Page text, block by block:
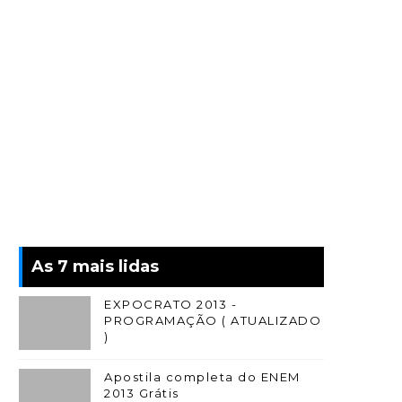
As 7 mais lidas
EXPOCRATO 2013 -
PROGRAMAÇÃO ( ATUALIZADO
)
Apostila completa do ENEM
2013 Grátis